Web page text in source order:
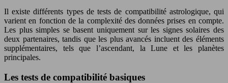
Il existe différents types de tests de compatibilité astrologique, qui
varient en fonction de la complexité des données prises en compte.
Les plus simples se basent uniquement sur les signes solaires des
deux partenaires, tandis que les plus avancés incluent des éléments
supplémentaires, tels que l’ascendant, la Lune et les planètes
principales.
Les tests de compatibilité basiques